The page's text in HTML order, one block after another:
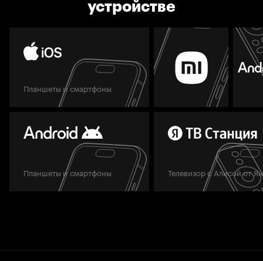
устройстве
Планшеты и смартфоны
Планшеты и смартфоны Телевизор с Алисой от